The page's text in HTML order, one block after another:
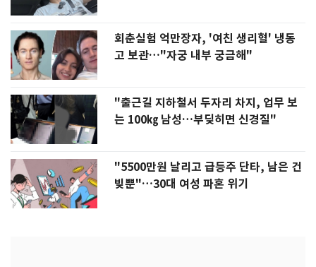
회춘실험 억만장자, '여친 생리혈' 냉동
고 보관…"자궁 내부 궁금해"
"출근길 지하철서 두자리 차지, 업무 보
는 100㎏ 남성…부딪히면 신경질"
"5500만원 날리고 급등주 단타, 남은 건
빚뿐"…30대 여성 파혼 위기